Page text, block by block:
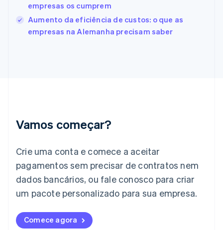
empresas os cumprem
Aumento da eficiência de custos: o que as
empresas na Alemanha precisam saber
Vamos começar?
Crie uma conta e comece a aceitar
pagamentos sem precisar de contratos nem
dados bancários, ou fale conosco para criar
um pacote personalizado para sua empresa.
Comece agora
Gibraltar
English
Grécia
ItalianoEnglish
Letônia
English
Liechtenstein
Lituânia
Deutsch English